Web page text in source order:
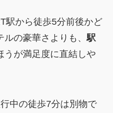
駅から徒歩5分前後かど
ルの豪華さよりも、駅
うが満足度に直結しや
中の徒歩7分は別物で